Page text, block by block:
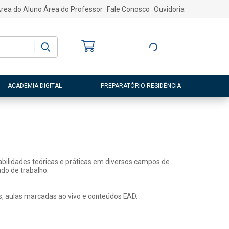
do Aluno Área do Professor Fale Conosco Ouvidoria
Entre ou Cadastre-
ACADEMIA DIGITAL PREPARATÓRIO RESIDÊNCIA
teóricas e práticas em diversos campos de
de trabalho.
marcadas ao vivo e conteúdos EAD.